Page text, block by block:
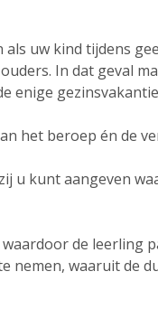
uw kind tijdens
In dat geval
enige
het beroep én de
u kunt aangeven
de leerling
waaruit de